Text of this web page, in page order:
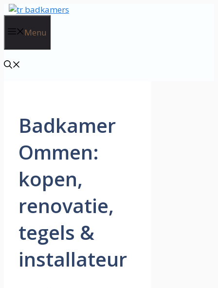
Ga
de
Menu
Badkamer
Ommen:
kopen,
renovatie,
tegels &
installateur